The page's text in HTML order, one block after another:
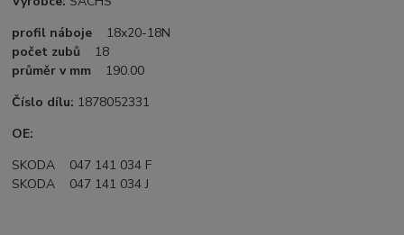
profil náboje
18x20-18N
počet zubů 18
průměr v mm
190.00
Číslo dílu: 1878052331
OE:
SKODA 047 141 034 F
SKODA 047 141 034 J